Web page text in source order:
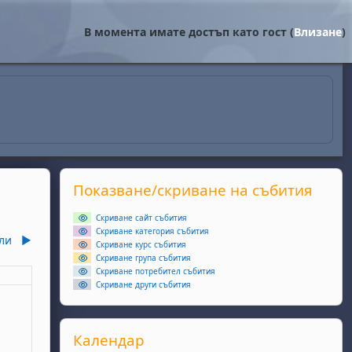
В момента имате достъп като гост (Влизане)
▶︎
6 юнинеделя, 7 юни
Supplementary blocks
Прескочи Показване/скриване на събития
Показване/скриване на събития
Скриване сайт събития
Скриване категория събития
Скриване курс събития
Скриване група събития
Скриване потребител събития
Скриване други събития
Прескочи Календар
Календар